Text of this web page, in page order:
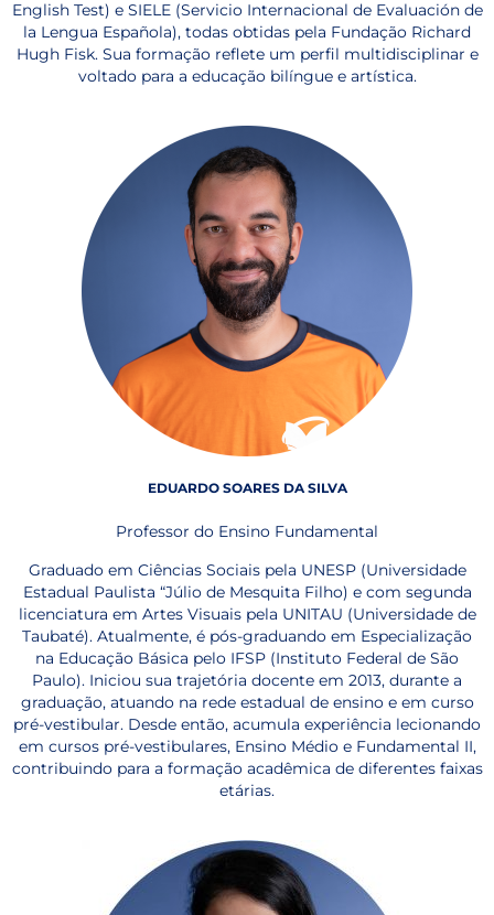
English Test) e SIELE (Servicio Internacional de Evaluación de
la Lengua Española), todas obtidas pela Fundação Richard
Hugh Fisk. Sua formação reflete um perfil multidisciplinar e
voltado para a educação bilíngue e artística.
EDUARDO SOARES DA SILVA
Professor do Ensino Fundamental
Graduado em Ciências Sociais pela UNESP (Universidade
Estadual Paulista “Júlio de Mesquita Filho) e com segunda
licenciatura em Artes Visuais pela UNITAU (Universidade de
Taubaté). Atualmente, é pós-graduando em Especialização
na Educação Básica pelo IFSP (Instituto Federal de São
Paulo). Iniciou sua trajetória docente em 2013, durante a
graduação, atuando na rede estadual de ensino e em curso
pré-vestibular. Desde então, acumula experiência lecionando
em cursos pré-vestibulares, Ensino Médio e Fundamental II,
contribuindo para a formação acadêmica de diferentes faixas
etárias.